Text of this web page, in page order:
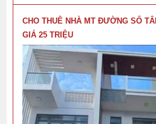
CHO THUÊ NHÀ MT ĐƯỜNG SỐ
GIÁ 25 TRIỆU